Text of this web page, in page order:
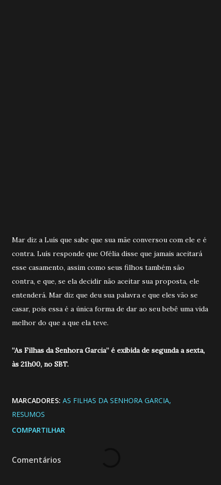
Mar diz a Luís que sabe que sua mãe conversou com ele e é
contra. Luís responde que Ofélia disse que jamais aceitará
esse casamento, assim como seus filhos também são
contra, e que, se ela decidir não aceitar sua proposta, ele
entenderá. Mar diz que deu sua palavra e que eles vão se
casar, pois essa é a única forma de dar ao seu bebê uma vida
melhor do que a que ela teve.
“As Filhas da Senhora Garcia” é exibida de segunda a sexta,
às 21h00, no SBT.
MARCADORES: AS FILHAS DA SENHORA GARCIA
RESUMOS
COMPARTILHAR
Comentários